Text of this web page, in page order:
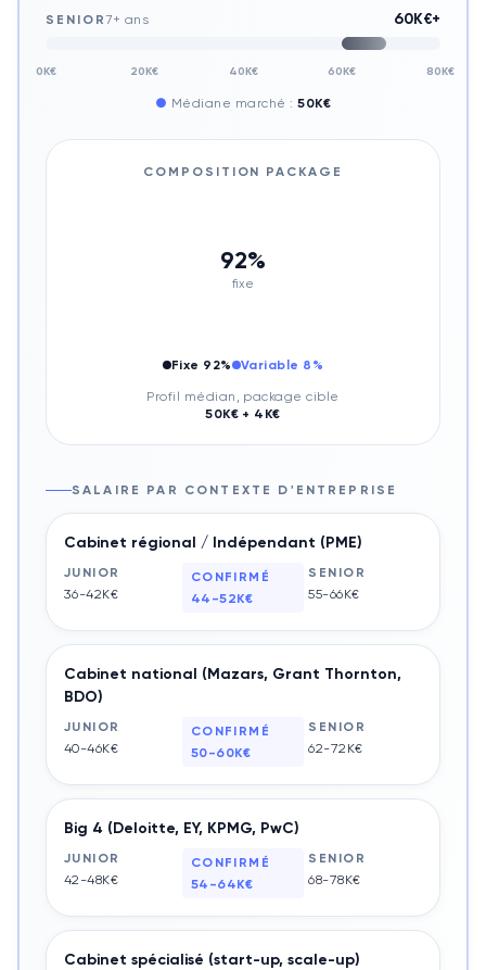
SENIOR 7+ ans 60K€+
0K€ 20K€ 40K€ 60K€ 80K€
● Médiane marché :50K€
COMPOSITION PACKAGE
92%
fixe
Fixe 92% Variable 8 %
Profil médian, package cible
50K€ + 4 K€
SALAIRE PAR CONTEXTE D'ENTREPRISE
Cabinet régional / Indépendant (PME)
JUNIOR
36-42K€
CONFIRMÉ
44-52K€
SENIOR
55-66K€
Cabinet national (Mazars, Grant Thornton,
BDO)
JUNIOR
40-46K€
CONFIRMÉ
50-60K€
SENIOR
62-72K€
Big 4 (Deloitte, EY, KPMG, PwC)
JUNIOR
42-48K€
CONFIRMÉ
54-64K€
SENIOR
68-78K€
Cabinet spécialisé (start-up, scale-up)